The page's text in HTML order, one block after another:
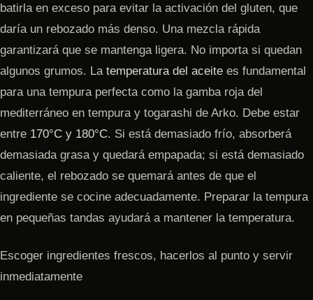
batirla en exceso para evitar la activación del gluten, que
daría un rebozado más denso. Una mezcla rápida
garantizará que se mantenga ligera. No importa si quedan
algunos grumos. La temperatura del aceite es fundamental
para una tempura perfecta como la gamba roja del
mediterráneo en tempura y togarashi de Arko. Debe estar
entre 170°C y 180°C. Si está demasiado frío, absorberá
demasiada grasa y quedará empapada; si está demasiado
caliente, el rebozado se quemará antes de que el
ingrediente se cocine adecuadamente. Preparar la tempura
en pequeñas tandas ayudará a mantener la temperatura.
Escoger ingredientes frescos, hacerlos al punto y servir
inmediatamente